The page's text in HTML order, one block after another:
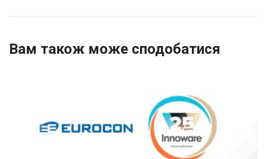
Вам також може сподобатися